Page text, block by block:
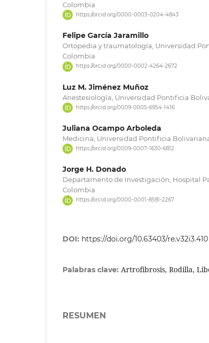
Colombia
https://orcid.org/0000-0003-0204-4843
Felipe García Jaramillo
Ortopedia y traumatología, Universidad
Colombia
https://orcid.org/0000-0002-4264-2672
Luz M. Jiménez Muñoz
Anestesiología, Universidad Pontificia
https://orcid.org/0009-0005-6954-1416
Juliana Ocampo Arboleda
Medicina, Universidad Pontificia
https://orcid.org/0009-0007-1630-6812
Jorge H. Donado
Departamento de Investigación, Hospital
Colombia
https://orcid.org/0000-0001-8581-2267
DOI: https://doi.org/10.63403/re.v32i3.410
Palabras clave: Artrofibrosis, Rodilla,
RESUMEN